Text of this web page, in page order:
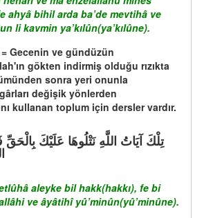
ahyâ bihil arda ba’de mevtihâ ve
li kavmin ya’kılûn(ya’kılûne).
Gecenin ve gündüzün
gökten indirmiş olduğu rızıkta
sonra yeri onunla
değişik yönlerden
kullanan toplum için dersler vardır.
aleyke bil hakk(hakk‎ı), fe bi
ve âyâtihî yû’minûn(yû’minûne).